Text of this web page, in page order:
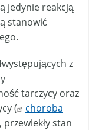
jedynie reakcją
stanowić
z
tarczycy oraz
(
choroba
stan